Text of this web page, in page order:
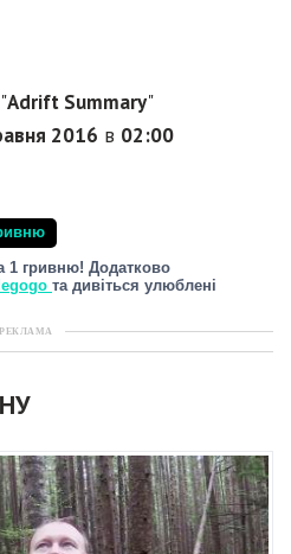
Adrift Summary"
2016 в 02:00
1 гривню! Додатково
та дивіться улюблені
РЕКЛАМА